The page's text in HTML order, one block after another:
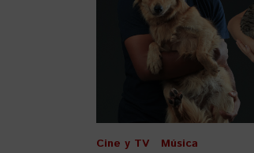
Cine y TV Música